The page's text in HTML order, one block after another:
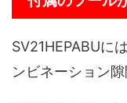
SV21HEPABUに
ンビネーション